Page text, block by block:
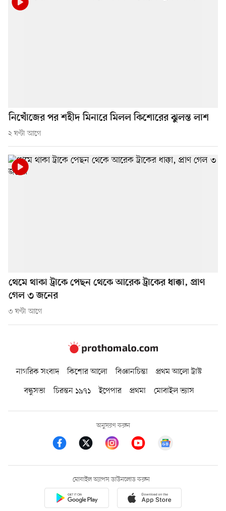
নিখোঁজের পর শহীদ মিনারে মিলল কিশোরের ঝুলন্ত লাশ
২ ঘণ্টা আগে
থেমে থাকা ট্রাকে পেছন থেকে আরেক ট্রাকের ধাক্কা, প্রাণ
গেল ৩ জনের
৩ ঘণ্টা আগে
নাগরিক সংবাদ কিশোর আলো বিজ্ঞানচিন্তা
প্রথম আলো ট্রাস্ট
বন্ধুসভা
চিরন্তন ১৯৭১ ইপেপার প্রথমা মোবাইল ভ্যাস
অনুসরণ করুন
মোবাইল অ্যাপস ডাউনলোড করুন